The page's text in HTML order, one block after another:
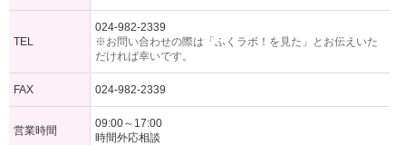
TEL
024-982-2339
※お問い合わせの際は「ふくラボ！を見た」とお伝えいた
だければ幸いです。
FAX 024-982-2339
営業時間
09:00～17:00
時間外応相談